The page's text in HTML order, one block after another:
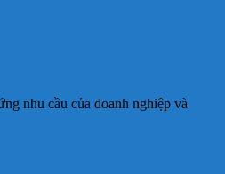
nhu cầu của doanh nghiệp và